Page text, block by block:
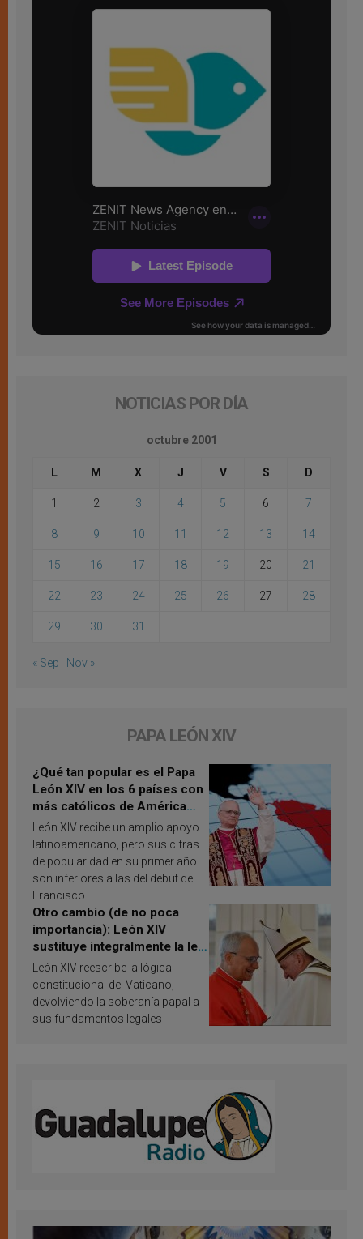
NOTICIAS POR DÍA
octubre 2001
L M X J V S D
1 2 3 4 5 6 7
8 9 10 11 12 13 14
15 16 17 18 19 20 21
22 23 24 25 26 27 28
29 30 31
« Sep Nov »
PAPA LEÓN XIV
¿Qué tan popular es el Papa
León XIV en los 6 países con
más católicos de América
Latina en 2026? Publican
resultados de investigación
León XIV recibe un amplio apoyo
latinoamericano, pero sus cifras
de popularidad en su primer año
son inferiores a las del debut de
Francisco
Otro cambio (de no poca
importancia): León XIV
sustituye integralmente la ley
vaticana de Papa Francisco
León XIV reescribe la lógica
constitucional del Vaticano,
devolviendo la soberanía papal a
sus fundamentos legales